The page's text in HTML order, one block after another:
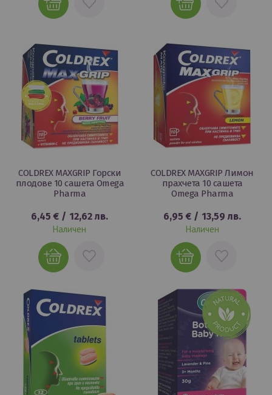
COLDREX MAXGRIP Горски
плодове 10 сашета Omega
Pharma
6,45 € / 12,62 лв.
Наличен
ДОБАВИ
ЛЮБИМИ
COLDREX MAXGRIP Лимон
прахчета 10 сашета
Omega Pharma
6,95 € / 13,59 лв.
Наличен
ДОБАВИ
ЛЮБИМИ